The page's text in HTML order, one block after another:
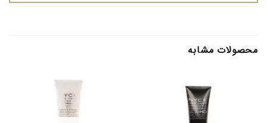
محصولات مشابه